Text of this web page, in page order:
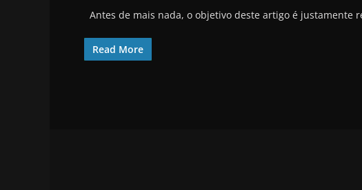
Antes de mais nada, o objetivo deste artigo é justamente
Read More